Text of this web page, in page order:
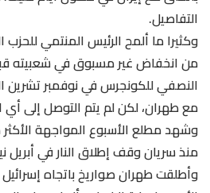
التفاصيل.
وكثيرا ما ألمح الرئيس المنتمي
من انخفاض غير مسبوق في شعبيته قبل
النصفي للكونجرس في نوفمبر تشرين
مع طهران، لكن لم يتم التوصل إلى أي
وشهد مطلع الأسبوع المواجهة الأكثر
منذ سريان وقف إطلاق النار في أبريل
وأطلقت طهران صواريخ باتجاه